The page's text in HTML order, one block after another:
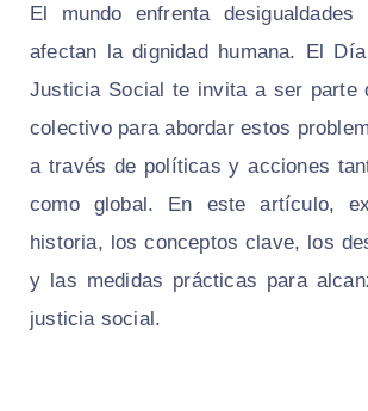
El mundo enfrenta desigualdades
afectan la dignidad humana. El
Justicia Social te invita a ser parte
colectivo para abordar estos
a través de políticas y acciones
como global. En este artículo,
historia, los conceptos clave, los
y las medidas prácticas para
justicia social.